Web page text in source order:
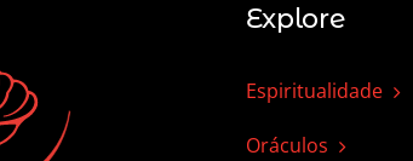
Explore
Espiritualidade
Oráculos